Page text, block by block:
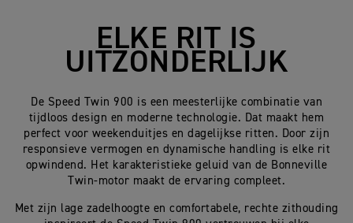
ELKE RIT IS
UITZONDERLIJK
De Speed Twin 900 is een meesterlijke combinatie van
tijdloos design en moderne technologie. Dat maakt hem
perfect voor weekenduitjes en dagelijkse ritten. Door zijn
responsieve vermogen en dynamische handling is elke rit
opwindend. Het karakteristieke geluid van de Bonneville
Twin-motor maakt de ervaring compleet.
Met zijn lage zadelhoogte en comfortabele, rechte zithouding